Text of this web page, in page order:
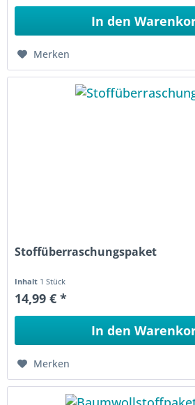
In den
Merken
Stoffüberraschungspaket
Inhalt 1 Stück
14,99 € *
In den
Merken